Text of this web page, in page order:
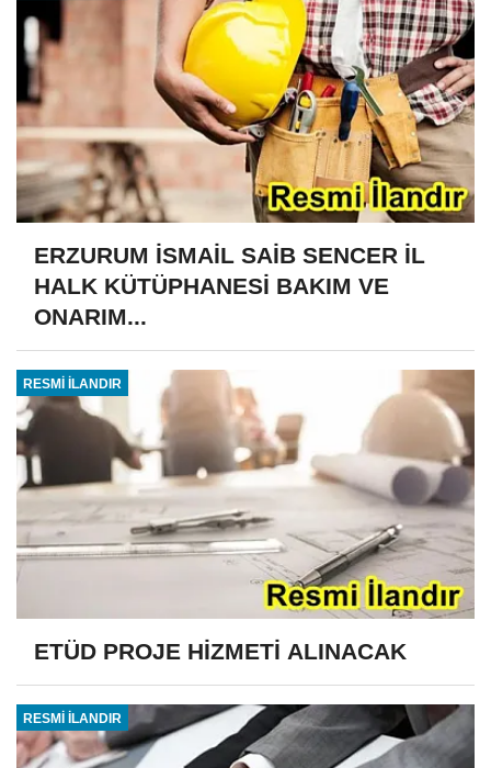
ERZURUM İSMAİL SAİB SENCER İL
HALK KÜTÜPHANESİ BAKIM VE
ONARIM...
RESMİ İLANDIR
ETÜD PROJE HİZMETİ ALINACAK
RESMİ İLANDIR